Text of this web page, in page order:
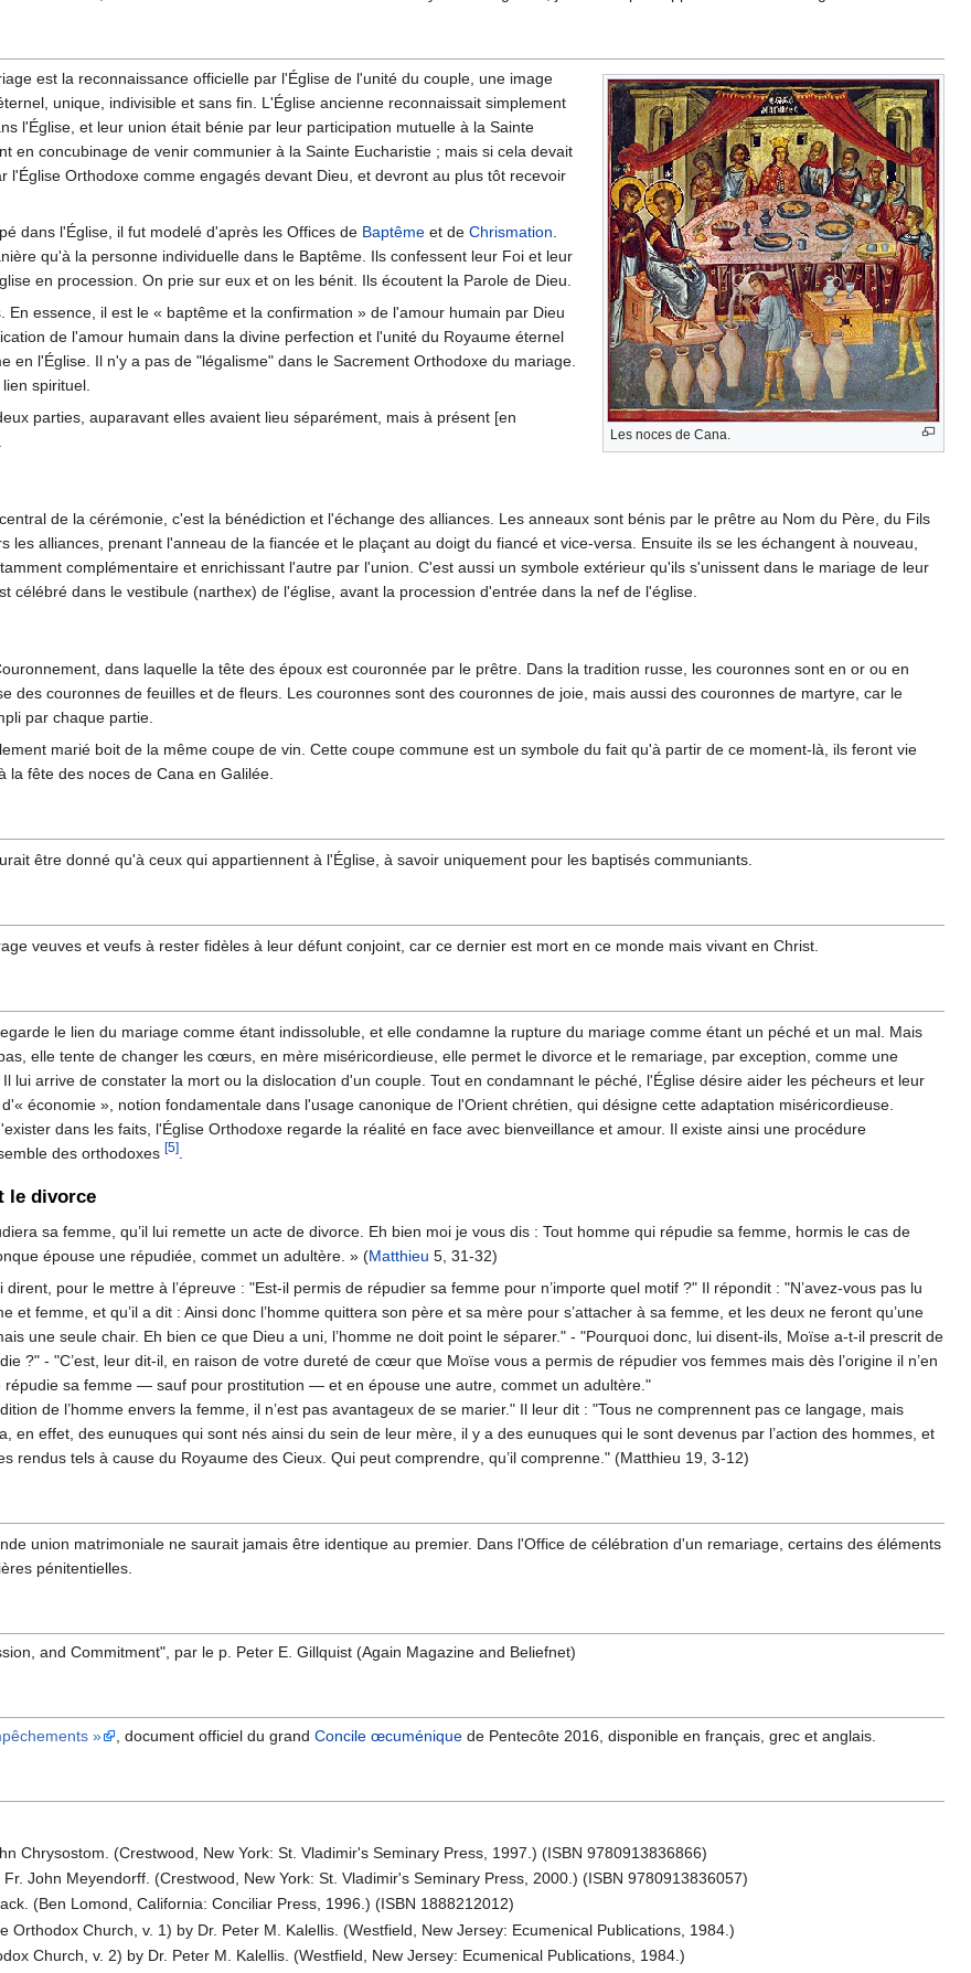
Les noces de Cana.
est la reconnaissance officielle par l'Église de l'unité du couple, une image
unique, indivisible et sans fin. L'Église ancienne reconnaissait simplement
l'Église, et leur union était bénie par leur participation mutuelle à la Sainte
en concubinage de venir communier à la Sainte Eucharistie ; mais si cela devait
l'Église Orthodoxe comme engagés devant Dieu, et devront au plus tôt recevoir
dans l'Église, il fut modelé d'après les Offices de Baptême et de Chrismation
qu'à la personne individuelle dans le Baptême. Ils confessent leur Foi et leur
en procession. On prie sur eux et on les bénit. Ils écoutent la Parole de Dieu.
essence, il est le « baptême et la confirmation » de l'amour humain par Dieu
de l'amour humain dans la divine perfection et l'unité du Royaume éternel
en l'Église. Il n'y a pas de "légalisme" dans le Sacrement Orthodoxe du mariage.
spirituel.
parties, auparavant elles avaient lieu séparément, mais à présent [en
de la cérémonie, c'est la bénédiction et l'échange des alliances. Les anneaux sont bénis par le prêtre au Nom du Père, du Fils
les alliances, prenant l'anneau de la fiancée et le plaçant au doigt du fiancé et vice-versa. Ensuite ils se les échangent à nouveau,
complémentaire et enrichissant l'autre par l'union. C'est aussi un symbole extérieur qu'ils s'unissent dans le mariage de leur
célébré dans le vestibule (narthex) de l'église, avant la procession d'entrée dans la nef de l'église.
dans laquelle la tête des époux est couronnée par le prêtre. Dans la tradition russe, les couronnes sont en or ou en
des couronnes de feuilles et de fleurs. Les couronnes sont des couronnes de joie, mais aussi des couronnes de martyre, car le
par chaque partie.
marié boit de la même coupe de vin. Cette coupe commune est un symbole du fait qu'à partir de ce moment-là, ils feront vie
la fête des noces de Cana en Galilée.
être donné qu'à ceux qui appartiennent à l'Église, à savoir uniquement pour les baptisés communiants.
veuves et veufs à rester fidèles à leur défunt conjoint, car ce dernier est mort en ce monde mais vivant en Christ.
le lien du mariage comme étant indissoluble, et elle condamne la rupture du mariage comme étant un péché et un mal. Mais
elle tente de changer les cœurs, en mère miséricordieuse, elle permet le divorce et le remariage, par exception, comme une
lui arrive de constater la mort ou la dislocation d'un couple. Tout en condamnant le péché, l'Église désire aider les pécheurs et leur
économie », notion fondamentale dans l'usage canonique de l'Orient chrétien, qui désigne cette adaptation miséricordieuse.
dans les faits, l'Église Orthodoxe regarde la réalité en face avec bienveillance et amour. Il existe ainsi une procédure
des orthodoxes [5].
le divorce
sa femme, qu’il lui remette un acte de divorce. Eh bien moi je vous dis : Tout homme qui répudie sa femme, hormis le cas de
épouse une répudiée, commet un adultère. » (Matthieu 5, 31-32)
pour le mettre à l’épreuve : "Est-il permis de répudier sa femme pour n’importe quel motif ?" Il répondit : "N’avez-vous pas lu
et femme, et qu’il a dit : Ainsi donc l’homme quittera son père et sa mère pour s’attacher à sa femme, et les deux ne feront qu’une
une seule chair. Eh bien ce que Dieu a uni, l’homme ne doit point le séparer." - "Pourquoi donc, lui disent-ils, Moïse a-t-il prescrit de
?" - "C’est, leur dit-il, en raison de votre dureté de cœur que Moïse vous a permis de répudier vos femmes mais dès l’origine il n’en
répudie sa femme — sauf pour prostitution — et en épouse une autre, commet un adultère."
de l’homme envers la femme, il n’est pas avantageux de se marier." Il leur dit : "Tous ne comprennent pas ce langage, mais
en effet, des eunuques qui sont nés ainsi du sein de leur mère, il y a des eunuques qui le sont devenus par l’action des hommes, et
rendus tels à cause du Royaume des Cieux. Qui peut comprendre, qu’il comprenne." (Matthieu 19, 3-12)
union matrimoniale ne saurait jamais être identique au premier. Dans l'Office de célébration d'un remariage, certains des éléments
pénitentielles.
and Commitment", par le p. Peter E. Gillquist (Again Magazine and Beliefnet)
» , document officiel du grandConcile œcuménique de Pentecôte 2016, disponible en français, grec et anglais.
Chrysostom. (Crestwood, New York: St. Vladimir's Seminary Press, 1997.) (ISBN 9780913836866)
Fr. John Meyendorff. (Crestwood, New York: St. Vladimir's Seminary Press, 2000.) (ISBN 9780913836057)
(Ben Lomond, California: Conciliar Press, 1996.) (ISBN 1888212012)
Orthodox Church, v. 1) by Dr. Peter M. Kalellis. (Westfield, New Jersey: Ecumenical Publications, 1984.)
Church, v. 2) by Dr. Peter M. Kalellis. (Westfield, New Jersey: Ecumenical Publications, 1984.)